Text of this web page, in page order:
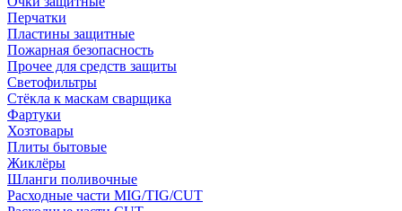
Перчатки
Пластины защитные
Пожарная безопасность
Прочее для средств защиты
Светофильтры
Стёкла к маскам сварщика
Фартуки
Хозтовары
Плиты бытовые
Жиклёры
Шланги поливочные
Расходные части MIG/TIG/CUT